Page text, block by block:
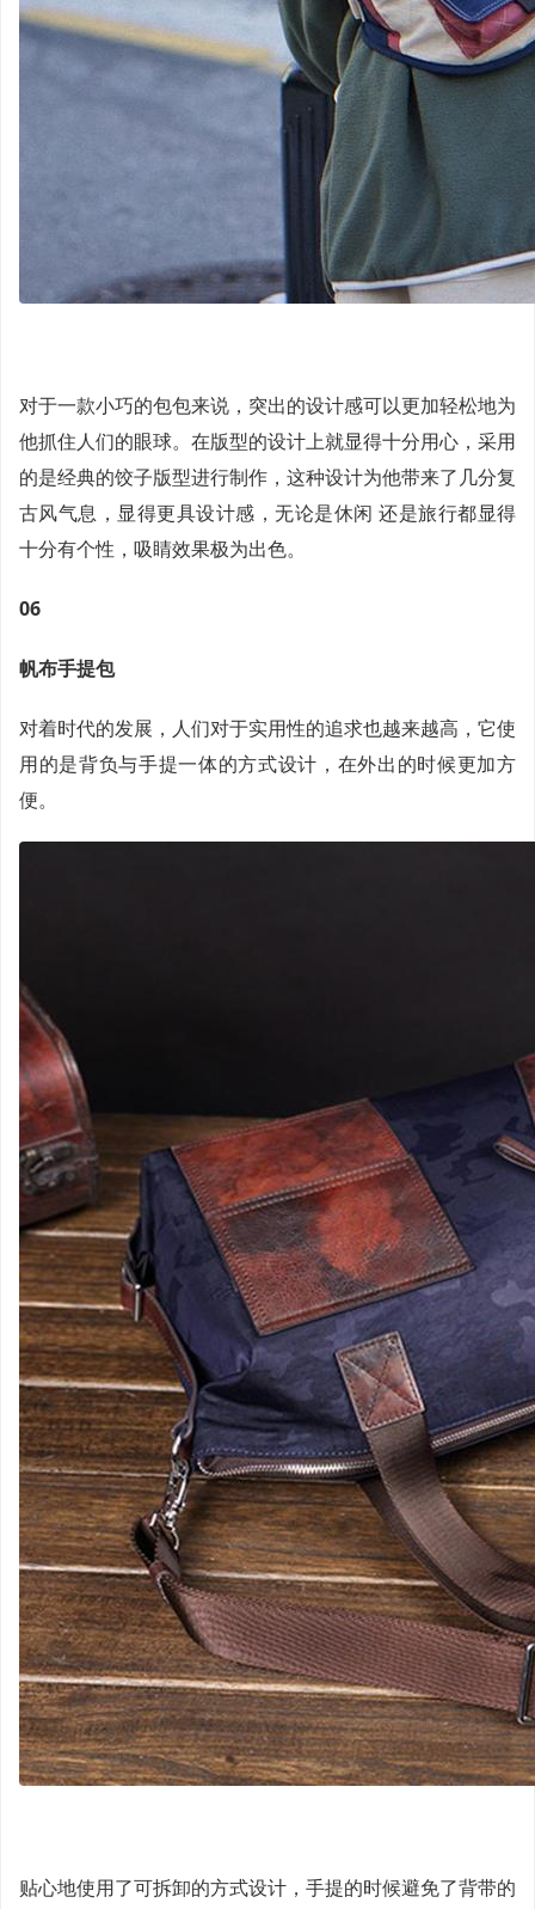
对于一款小巧的包包来说，突出的设计感可以更加轻松地为
他抓住人们的眼球。在版型的设计上就显得十分用心，采用
的是经典的饺子版型进行制作，这种设计为他带来了几分复
古风气息，显得更具设计感，无论是休闲 还是旅行都显得
十分有个性，吸睛效果极为出色。
06
帆布手提包
对着时代的发展，人们对于实用性的追求也越来越高，它使
用的是背负与手提一体的方式设计，在外出的时候更加方
便。
贴心地使用了可拆卸的方式设计，手提的时候避免了背带的